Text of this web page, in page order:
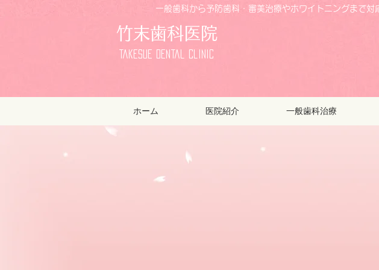
一般歯科から予防歯科・審美治療やホワイトニングまで
竹末歯科医院
Takesue Dental Clinic
ホーム 医院紹介 一般歯科治療